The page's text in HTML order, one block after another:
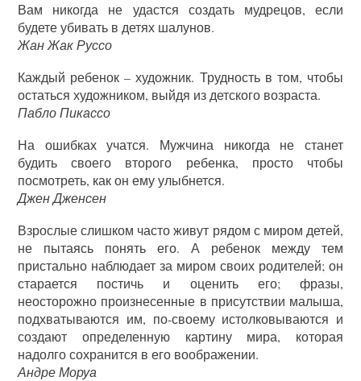
Вам никогда не удастся создать мудрецов, если
будете убивать в детях шалунов.
Жан Жак Руссо
Каждый ребенок – художник. Трудность в том, чтобы
остаться художником, выйдя из детского возраста.
Пабло Пикассо
На ошибках учатся. Мужчина никогда не станет
будить своего второго ребенка, просто чтобы
посмотреть, как он ему улыбнется.
Джен Дженсен
Взрослые слишком часто живут рядом с миром детей,
не пытаясь понять его. А ребенок между тем
пристально наблюдает за миром своих родителей; он
старается постичь и оценить его; фразы,
неосторожно произнесенные в присутствии малыша,
подхватываются им, по-своему истолковываются и
создают определенную картину мира, которая
надолго сохранится в его воображении.
Андре Моруа